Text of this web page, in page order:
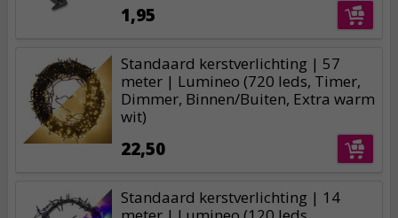
1,95
Standaard kerstverlichting | 57
meter | Lumineo (720 leds, Timer,
Dimmer, Binnen/Buiten, Extra warm
wit)
22,50
Standaard kerstverlichting | 14